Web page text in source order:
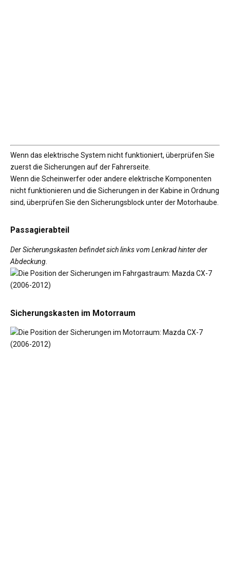
Wenn das elektrische System nicht funktioniert, überprüfen Sie
zuerst die Sicherungen auf der Fahrerseite.
Wenn die Scheinwerfer oder andere elektrische Komponenten
nicht funktionieren und die Sicherungen in der Kabine in Ordnung
sind, überprüfen Sie den Sicherungsblock unter der Motorhaube.
Passagierabteil
Der Sicherungskasten befindet sich links vom Lenkrad hinter der
Abdeckung.
Sicherungskasten im Motorraum